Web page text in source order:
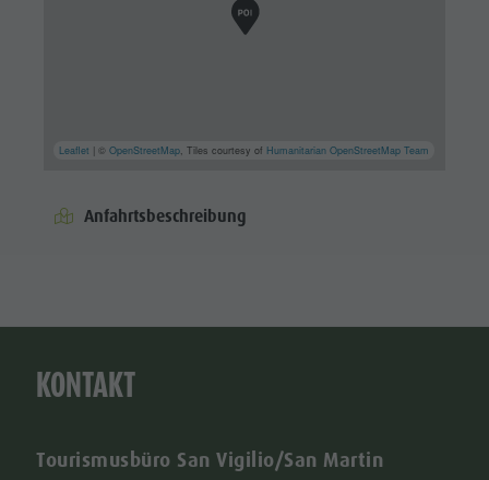
Leaflet | ©OpenStreetMap, Tiles courtesy of Humanitarian OpenStreetMap Team
Anfahrtsbeschreibung
KONTAKT
Tourismusbüro San Vigilio/San Martin